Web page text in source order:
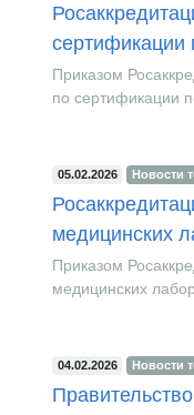
сертификации
Приказом
по сертификации
05.02.2026 Новости
медицинских
Приказом
медицинских
04.02.2026 Новости